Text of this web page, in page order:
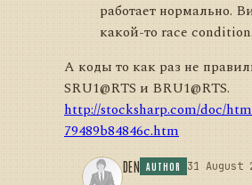
работает нормально.
какой-то race condition.
А коды то как раз не
SRU1@RTS и BRU1@RTS.
http://stocksharp.com/doc/
79489b84846c.htm
DEN AUTHOR 31 August